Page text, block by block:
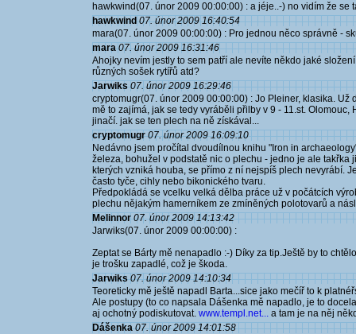
hawkwind(07. únor 2009 00:00:00) : a jéje..-) no vidím že se
hawkwind 07. únor 2009 16:40:54
mara(07. únor 2009 00:00:00) : Pro jednou něco správně -
mara 07. únor 2009 16:31:46
Ahojky nevím jestly to sem patří ale nevíte někdo jaké
různých sošek rytířů atd?
Jarwiks 07. únor 2009 16:29:46
cryptomugr(07. únor 2009 00:00:00) : Jo Pleiner, klasika.
mě to zajímá, jak se tedy vyráběli přilby v 9 - 11.st.
jinačí. jak se ten plech na ně získával...
cryptomugr 07. únor 2009 16:09:10
Nedávno jsem pročítal dvoudílnou knihu "Iron in
železa, bohužel v podstatě nic o plechu - jedno je ale takřka
kterých vzniká houba, se přímo z ní nejspíš plech nevyrábí.
často tyče, cihly nebo bikonického tvaru.
Předpokládá se vcelku velká dělba práce už v počátcích
plechu nějakým hamerníkem ze zmíněných polotovarů a
Melinnor 07. únor 2009 14:13:42
Jarwiks(07. únor 2009 00:00:00) :
Zeptat se Bárty mě nenapadlo :-) Díky za tip.Ještě by to
je trošku zapadlé, což je škoda.
Jarwiks 07. únor 2009 14:10:34
Teoreticky mě ještě napadl Barta...sice jako mečíř to k
Ale postupy (to co napsala Dášenka mě napadlo, je to
aj ochotný podiskutovat. www.templ.net... a tam je na něj
Dášenka 07. únor 2009 14:01:58